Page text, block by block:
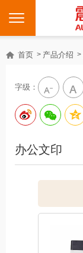
首页 产品介绍
字级：
办公文印